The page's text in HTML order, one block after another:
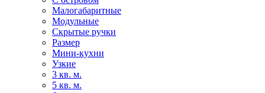
Малогабаритные
Модульные
Скрытые ручки
Размер
Мини-кухни
Узкие
3 кв. м.
5 кв. м.